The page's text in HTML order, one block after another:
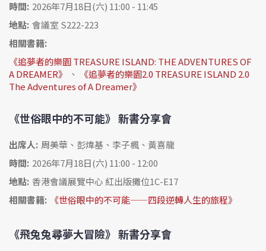
時間: 2026年7月18日(六) 11:00 - 11:45
地點: 會議室 S222-223
相關書籍:
《追夢者的樂園 TREASURE ISLAND: THE ADVENTURES OF
A DREAMER》
、
《追夢者的樂園2.0 TREASURE ISLAND 2.0
The Adventures of A Dreamer》
《世俗眼中的不可能》 新書分享會
出席人: 周美華、彭煒基、李子楓、黃喜龍
時間: 2026年7月18日(六) 11:00 - 12:00
地點: 香港會議展覽中心 紅出版攤位1C-E17
相關書籍:
《世俗眼中的不可能——四段逆轉人生的旅程》
《飛兔兔尋夢大冒險》 新書分享會